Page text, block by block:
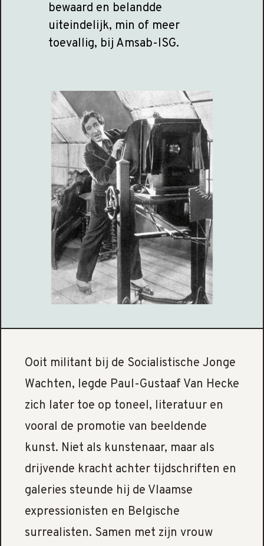
bewaard en belandde
uiteindelijk, min of meer
toevallig, bij Amsab-ISG.
Ooit militant bij de Socialistische Jonge
Wachten, legde Paul-Gustaaf Van Hecke
zich later toe op toneel, literatuur en
vooral de promotie van beeldende
kunst. Niet als kunstenaar, maar als
drijvende kracht achter tijdschriften en
galeries steunde hij de Vlaamse
expressionisten en Belgische
surrealisten. Samen met zijn vrouw